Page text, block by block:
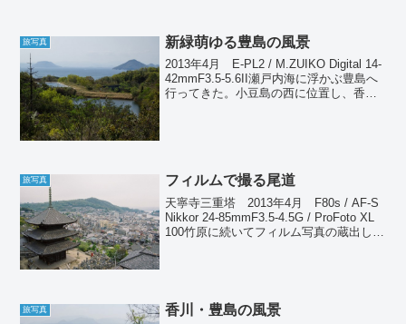
旅写真 新緑萌ゆる豊島の風景
2013年4月 E-PL2 / M.ZUIKO Digital 14-
42mmF3.5-5.6II瀬戸内海に浮かぶ豊島へ
行ってきた。小豆島の西に位置し、香川
旅写真 フィルムで撮る尾道
天寧寺三重塔 2013年4月 F80s / AF-S
Nikkor 24-85mmF3.5-4.5G / ProFoto XL
100竹原に続いてフィルム写真の蔵出しで
旅写真 香川・豊島の風景